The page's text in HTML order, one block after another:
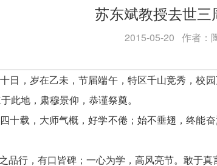
苏东斌教授去世三
2015-05-20 作者：
，岁在乙未，节届端午，特区千山竞秀，校
此地，肃穆景仰，恭谨祭奠。
载，大师气概，好学不倦；始不垂翅，终能
行，有口皆碑；一心为学，高风亮节。敢于真